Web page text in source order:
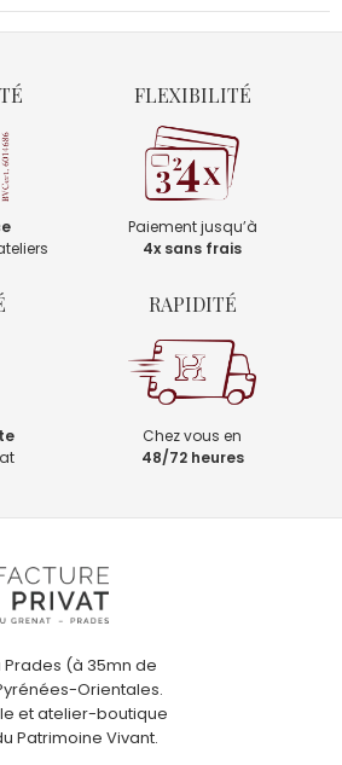
FLEXIBILITÉ
Paiement jusqu’à
4x sans frais
RAPIDITÉ
Chez vous en
48/72 heures
Prades (à 35mn de
Orientales.
et atelier-boutique
Patrimoine Vivant.